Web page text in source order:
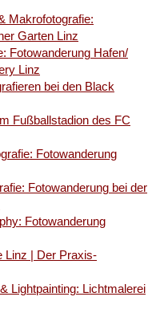
Makrofotografie:
Garten Linz
Fotowanderung Hafen/
Linz
bei den Black
Fußballstadion des FC
Fotowanderung
Fotowanderung bei der
Fotowanderung
Linz | Der Praxis-
Lightpainting: Lichtmalerei